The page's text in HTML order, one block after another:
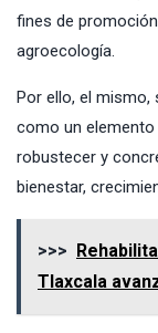
fines de
agroecología.
Por ello, el mismo,
como un
robustecer y
bienestar,
>>>
Tlaxcala